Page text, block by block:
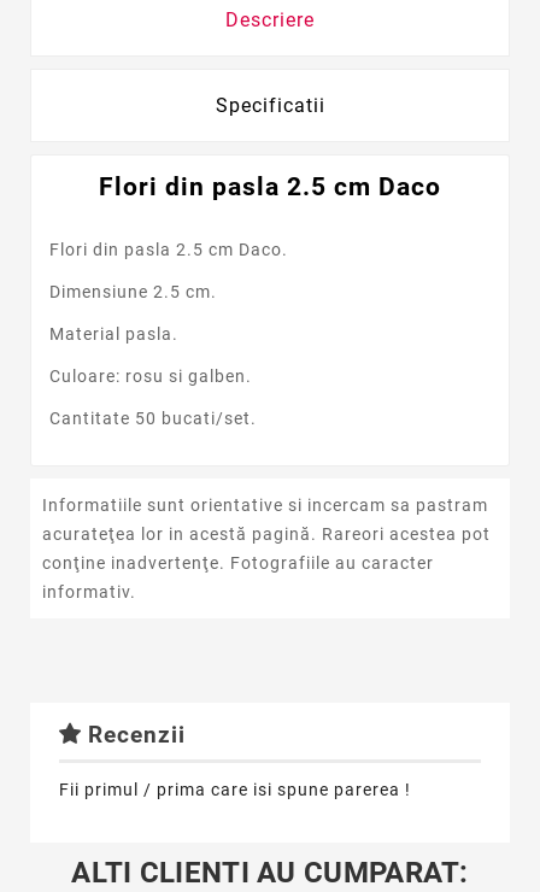
Descriere
Specificatii
Flori din pasla 2.5 cm Daco
Flori din pasla 2.5 cm Daco.
Dimensiune 2.5 cm.
Material pasla.
Culoare: rosu si galben.
Cantitate 50 bucati/set.
Informatiile sunt orientative si incercam sa pastram
acurateţea lor in acestă pagină. Rareori acestea pot
conţine inadvertenţe. Fotografiile au caracter
informativ.
Recenzii
Fii primul / prima care isi spune parerea !
ALTI CLIENTI AU CUMPARAT: